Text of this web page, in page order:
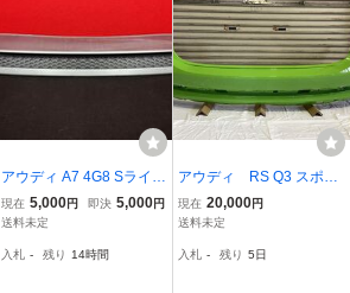
アウディ A7 4G8 Sライン
純正 リアディフューザー
ロアグリル 4GCGWC
現在 5,000円 即決 5,000円
送料未定
入札 - 残り 14時間
アウディ RS Q3 スポー
ツバック 純正 リアバ
ンパー 83F/F3 83F8075
ミグリーン
現在 20,000円
送料未定
入札 - 残り 5日